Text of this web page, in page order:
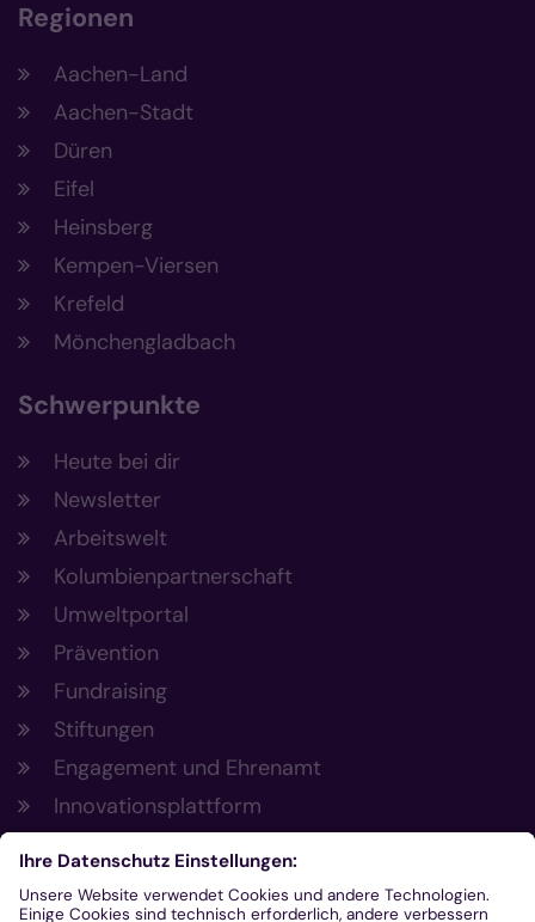
Regionen
Aachen-Land
Aachen-Stadt
Düren
Eifel
Heinsberg
Kempen-Viersen
Krefeld
Mönchengladbach
Schwerpunkte
Heute bei dir
Newsletter
Arbeitswelt
Kolumbienpartnerschaft
Umweltportal
Prävention
Fundraising
Stiftungen
Engagement und Ehrenamt
Innovationsplattform
Aus der Plattform